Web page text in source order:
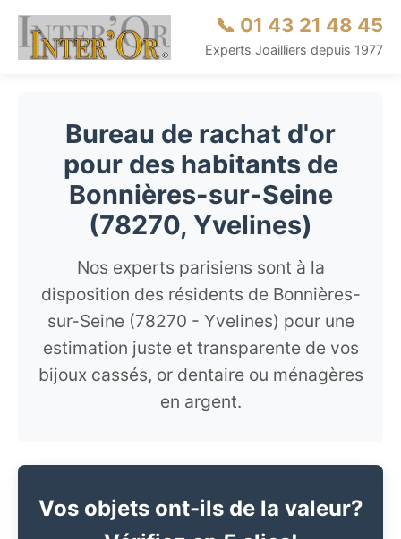
📞 01 43 21 48 45
Experts Joailliers depuis 1977
Bureau de rachat d'or
pour des habitants de
Bonnières-sur-Seine
(78270, Yvelines)
Nos experts parisiens sont à la
disposition des résidents de Bonnières-
sur-Seine (78270 - Yvelines) pour une
estimation juste et transparente de vos
bijoux cassés, or dentaire ou ménagères
en argent.
Vos objets ont-ils de la valeur?